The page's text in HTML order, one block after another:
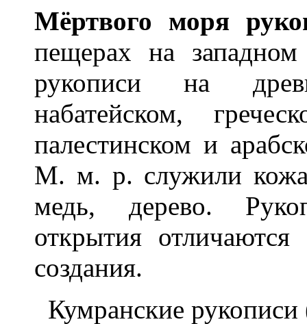
Мёртвого моря ру
пещерах на
рукописи на
набатейском,
палестинском и
М. м. р. служили
медь, дерево.
открытия
создания.
Кумранские